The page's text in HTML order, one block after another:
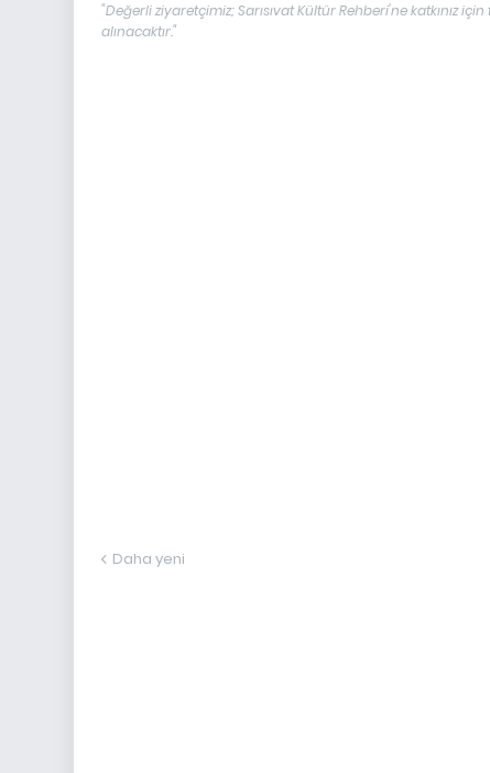
"Değerli ziyaretçimiz; Sarısıvat Kültür Rehberi'ne katkınız
alınacaktır."
Daha yeni